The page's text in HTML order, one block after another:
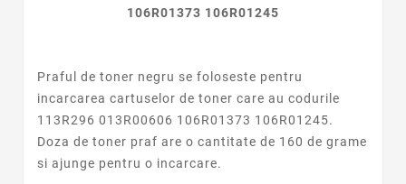
106R01373 106R01245
Praful de toner negru se foloseste pentru
incarcarea cartuselor de toner care au codurile
113R296 013R00606 106R01373 106R01245.
Doza de toner praf are o cantitate de 160 de grame
si ajunge pentru o incarcare.